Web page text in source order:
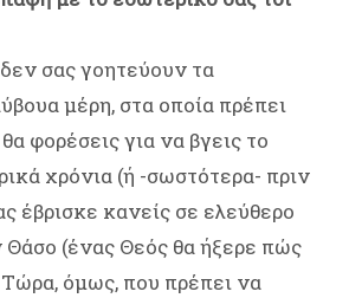
δεν σας γοητεύουν τα
μέρη, στα οποία πρέπει
φορέσεις για να βγεις το
χρόνια (ή -σωστότερα- πριν
έβρισκε κανείς σε ελεύθερο
(ένας Θεός θα ήξερε πώς
όμως, που πρέπει να